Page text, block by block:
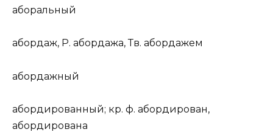
аборальный
абордаж, Р. абордажа,Тв. абордажем
абордажный
аборд ированный; кр. ф. аборд ирован,
аборд ирована